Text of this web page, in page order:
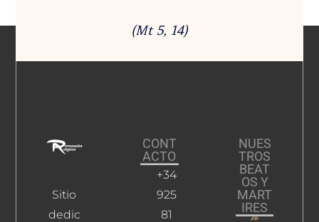
(Mt 5, 14)
Sitio
dedic
CONT
ACTO
+34
925
81
NUES
TROS
BEAT
OS Y
MART
IRES